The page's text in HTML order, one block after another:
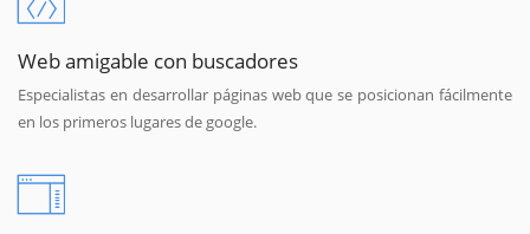
Web amigable con buscadores
Especialistas en desarrollar páginas web que se posicionan fácilmente
en los primeros lugares de google.